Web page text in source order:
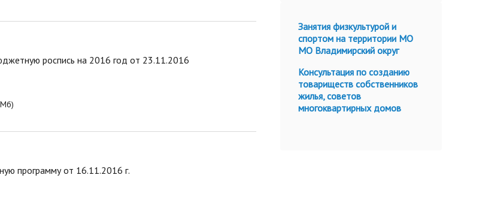
роспись на 2016 год от 23.11.2016
программу от 16.11.2016 г.
Занятия физкультурой и
спортом на территории МО
МО Владимирский округ
Консультация по созданию
товариществ собственников
жилья, советов
многоквартирных домов